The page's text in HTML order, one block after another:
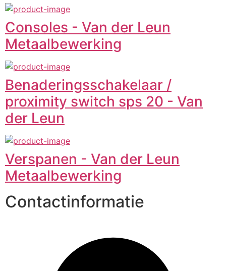
Consoles - Van der Leun
Metaalbewerking
Benaderingsschakelaar /
proximity switch sps 20 - Van
der Leun
Verspanen - Van der Leun
Metaalbewerking
Contactinformatie